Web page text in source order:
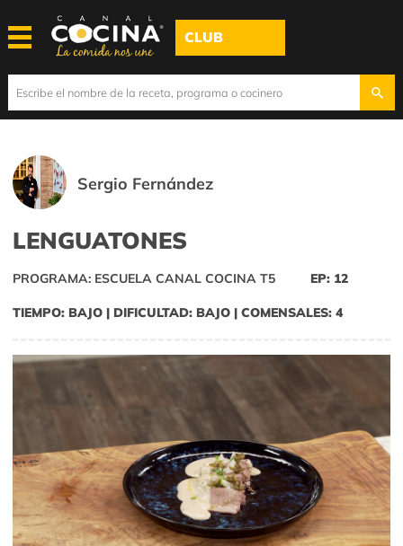
CLUB
Sergio Fernández
LENGUATONES
PROGRAMA: ESCUELA CANAL COCINA T5 EP: 12
TIEMPO: BAJO | DIFICULTAD: BAJO | COMENSALES: 4